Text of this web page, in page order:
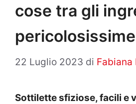
cose tra gli
pericolosissime
22 Luglio 2023 di Fabiana
Sottilette sfiziose, facili e